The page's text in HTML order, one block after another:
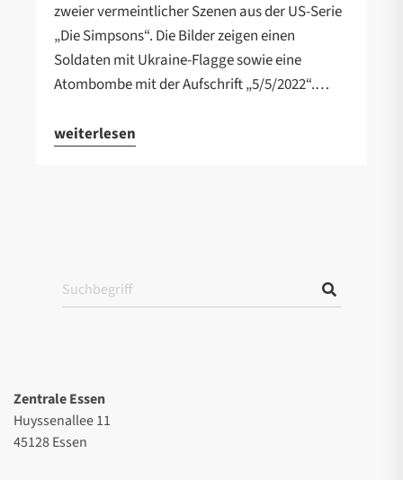
zweier vermeintlicher Szenen aus der US-Serie
„Die Simpsons“. Die Bilder zeigen einen
Soldaten mit Ukraine-Flagge sowie eine
Atombombe mit der Aufschrift „5/5/2022“.…
weiterlesen
Zentrale Essen
Huyssenallee 11
45128 Essen